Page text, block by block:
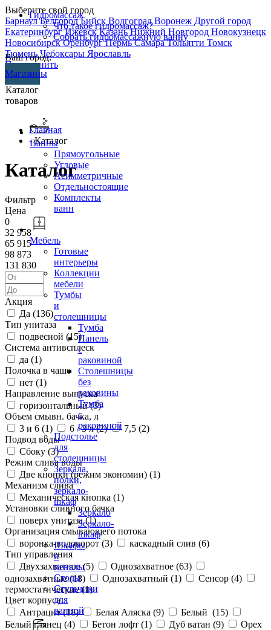
Выберите свой город
БарнаулБелгородБийск ВолгоградВоронеж Другой город
ЕкатеринбургИжевскКазаньНижний Новгород Новокузнецк
НовосибирскОренбургПермьСамараТольятти Томск
ТюменьЧебоксары Ярославль
Перезвонить
Гидромассаж
Что такое гидромассаж?
Собрать гидромассажную ванну
Ваш город:
Магазины
Каталог
товаров
Ванны
Прямоугольные
Угловые
Асимметричные
Отдельностоящие
Комплекты
ванн
Мебель
Готовые
интерьеры
Коллекции
мебели
Тумбы
и
столешницы
Тумба
Панель
с
раковиной
Столешницы
без
раковины
Тумба
с
раковиной
Подстолье
для
столешницы
Зеркала,
полки,
зеркало-
шкаф
Зеркало
Зеркало-
шкаф
Шкафы
и
пеналы
Столы
Стульчики
для
ванной
Главная
- Каталог
Каталог
Фильтр
Цена
0
32 958
65 915
98 873
131 830
Акция
Да (136)
Тип унитаза
подвесной (15)
Система антивсплеск
да (1)
Полочка в чаше
нет (1)
Направление выпуска
горизонтальный (3)
Объем смывн. бачка, л
3 и 6 (1) 6 / 3 л (2) 7,5 (2)
Подвод воды
Сбоку (3)
Режим слива воды
Две кнопки (режим экономии) (1)
Механизм слива
Механическая кнопка (1)
Установки сливного бачка
поверх унитаза (1)
Организация смывающего потока
воронка-водоворот (3) каскадный слив (6)
Тип управления
Двухзахватное (5) Однозахватное (63)
однозахватные (18) Однозахватный (1) Сенсор (4)
термостатические (1)
Цвет корпуса
Антрацит (18) Белая Аляска (9) Белый (15)
Белый глянец (4) Бетон лофт (1) Дуб ватан (9)
Орех